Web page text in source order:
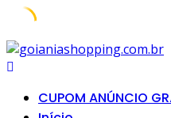
Skip
to
CUPOM ANÚNCIO